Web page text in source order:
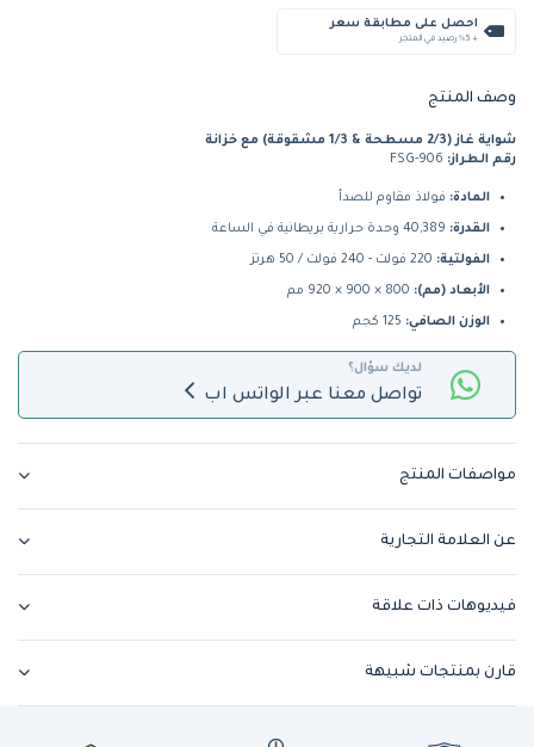
احصل على مطابقة سعر
+ %5 رصيد في المتجر
وصف المنتج
شواية غاز (2/3 مسطحة & 1/3 مشقوقة) مع خزانة
رقم الطراز:
المادة: فولاذ مقاوم للصدأ
القدرة:
الفولتية:
الأبعاد (مم):
الوزن الصافي:
لديك سؤال؟
تواصل معنا عبر الواتس اب
مواصفات المنتج
عن العلامة التجارية
فيديوهات ذات علاقة
قارن بمنتجات شبيهة